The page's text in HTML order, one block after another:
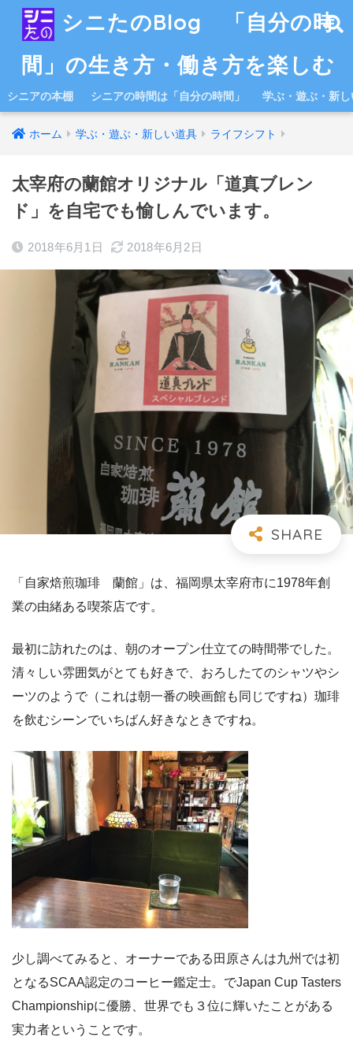
シニたのBlog 「自分の時
間」の生き方・働き方を楽しむ
シニアの本棚 シニアの時間は「自分の時間」 学ぶ・遊ぶ・新
ホーム 学ぶ・遊ぶ・新しい道具 ライフシフト
太宰府の蘭館オリジナル「道真ブレン
ド」を自宅でも愉しんでいます。
2018年6月1日 2018年6月2日
「自家焙煎珈琲 蘭館」は、福岡県太宰府市に1978年創
業の由緒ある喫茶店です。
最初に訪れたのは、朝のオープン仕立ての時間帯でした。
清々しい雰囲気がとても好きで、おろしたてのシャツやシ
ーツのようで（これは朝一番の映画館も同じですね）珈琲
を飲むシーンでいちばん好きなときですね。
少し調べてみると、オーナーである田原さんは九州では初
となるSCAA認定のコーヒー鑑定士。でJapan Cup Tasters
Championshipに優勝、世界でも３位に輝いたことがある
実力者ということです。